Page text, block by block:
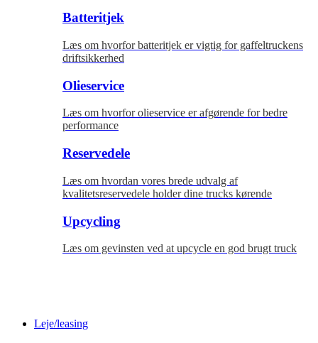
Batteritjek
Læs om hvorfor batteritjek er vigtig for gaffeltruckens
driftsikkerhed
Olieservice
Læs om hvorfor olieservice er afgørende for bedre
performance
Reservedele
Læs om hvordan vores brede udvalg af
kvalitetsreservedele holder dine trucks kørende
Upcycling
Læs om gevinsten ved at upcycle en god brugt truck
Leje/leasing